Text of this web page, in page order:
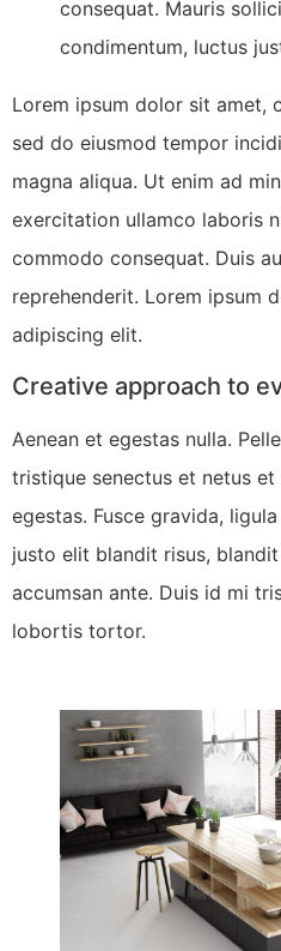
consequat. Mauris
condimentum, luctus
Lorem ipsum dolor sit amet,
sed do eiusmod tempor
magna aliqua. Ut enim ad
exercitation ullamco laboris
commodo consequat. Duis
reprehenderit. Lorem ipsum
adipiscing elit.
Creative approach to
Aenean et egestas nulla.
tristique senectus et netus
egestas. Fusce gravida,
justo elit blandit risus,
accumsan ante. Duis id mi
lobortis tortor.